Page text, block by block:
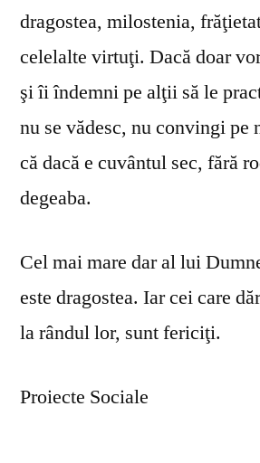
dragostea, milostenia,
celelalte virtuţi. Dacă doar
şi îi îndemni pe alţii să le
nu se vă­desc, nu convingi pe
că dacă e cuvântul sec, fără
degeaba.
Cel mai mare dar al lui
este dragostea. Iar cei care
la rândul lor, sunt fericiţi.
Proiecte Sociale